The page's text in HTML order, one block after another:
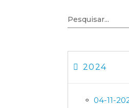
2024
04-11-